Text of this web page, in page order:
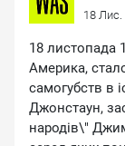
18 Лис.
18 листопада
Америка,
самогубств в
Джонстаун,
народів\"